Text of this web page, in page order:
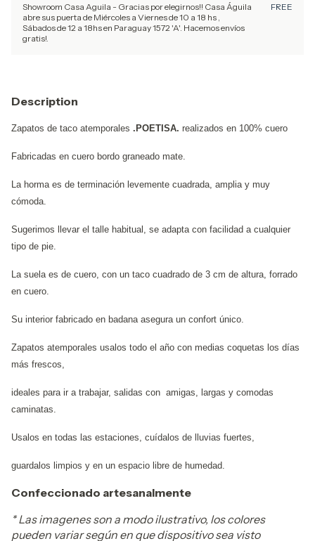
Showroom Casa Aguila - Gracias por elegirnos!! Casa Águila
abre sus puerta de Miércoles a Viernes de 10 a 18 hs ,
Sábados de 12 a 18hs en Paraguay 1572 'A'. Hacemos envíos
gratis!.
FREE
Description
Zapatos de taco atemporales .POETISA. realizados en 100% cuero
Fabricadas en cuero bordo graneado mate.
La horma es de terminación levemente cuadrada, amplia y muy
cómoda.
Sugerimos llevar el talle habitual, se adapta con facilidad a cualquier
tipo de pie.
La suela es de cuero, con un taco cuadrado de 3 cm de altura, forrado
en cuero.
Su interior fabricado en badana asegura un confort único.
Zapatos atemporales usalos todo el año con medias coquetas los días
más frescos,
ideales para ir a trabajar, salidas con amigas, largas y comodas
caminatas.
Usalos en todas las estaciones, cuídalos de lluvias fuertes,
guardalos limpios y en un espacio libre de humedad.
Confeccionado artesanalmente
* Las imagenes son a modo ilustrativo, los colores
pueden variar según en que dispositivo sea visto